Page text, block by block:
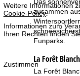
Weitere Informationen
Cookie-Policy.
Informationen zum
Ihren Rechten finden
Zustimmen
t
s
e
zusammen
Funparks.
La Forêt
La Forêt